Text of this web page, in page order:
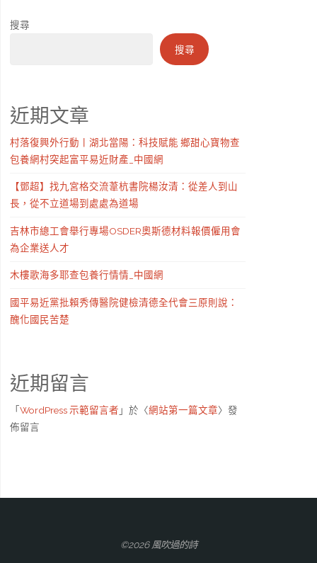
搜尋
搜尋
近期文章
村落復興外行動丨湖北當陽：科技賦能 鄉甜心寶物查
包養網村突起富平易近財產_中國網
【鄧超】找九宮格交流葦杭書院楊汝清：從差人到山
長，從不立道場到處處為道場
吉林市總工會舉行專場OSDER奧斯德材料報價僱用會
為企業送人才
木樓歌海多耶查包養行情情_中國網
國平易近黨批賴秀傳醫院健檢清德全代會三原則說：
醜化國民苦楚
近期留言
「WordPress 示範留言者 」於〈網站第一篇文章〉發
佈留言
©2026 風吹過的詩